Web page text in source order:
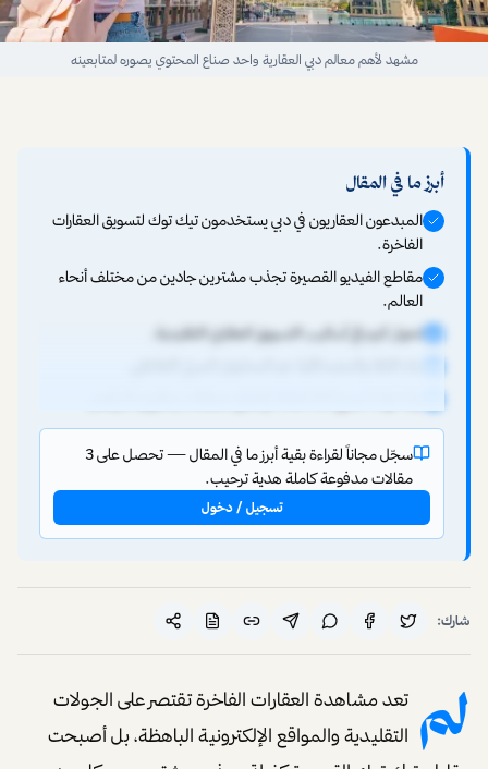
مشهد لأهم معالم دبي العقارية واحد صناع المحتوي يصوره لمتابعينه
أبرز ما في المقال
المبدعون العقاريون في دبي يستخدمون تيك توك لتسويق العقارات
الفاخرة.
مقاطع الفيديو القصيرة تجذب مشترين جادين من مختلف أنحاء
العالم.
تحول كبير في أساليب التسويق العقاري التقليدية.
سجّل مجاناً لقراءة بقية أبرز ما في المقال — تحصل على 3
مقالات مدفوعة كاملة هدية ترحيب.
تسجيل / دخول
شارك:
لم تعد مشاهدة العقارات الفاخرة تقتصر على الجولات
التقليدية والمواقع الإلكترونية الباهظة، بل أصبحت